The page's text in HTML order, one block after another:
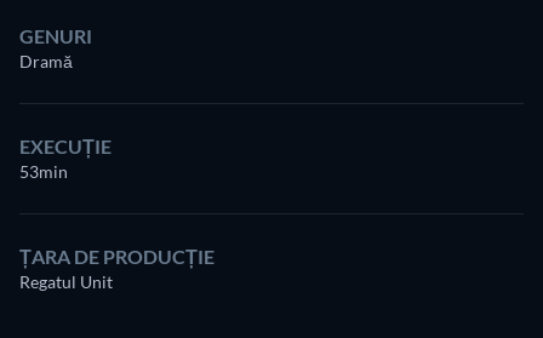
GENURI
Dramă
EXECUȚIE
53min
ȚARA DE PRODUCȚIE
Regatul Unit